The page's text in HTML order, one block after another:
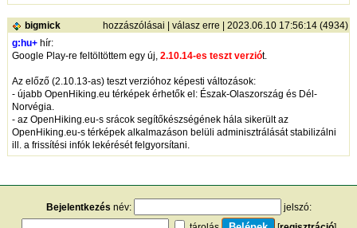
bigmick hozzászólásai válasz erre | 2023.06.10 17:56:14 (4934)
g:hu+hír:
Google Play-re feltöltöttem egy új, 2.10.14-es teszt verziót.
Az előző (2.10.13-as) teszt verzióhoz képesti változások:
- újabb OpenHiking.eu térképek érhetők el: Észak-Olaszország és Dél-
Norvégia.
- az OpenHiking.eu-s srácok segítőkészségének hála sikerült az
OpenHiking.eu-s térképek alkalmazáson belüli adminisztrálását stabilizálni
ill. a frissítési infók lekérését felgyorsítani.
Bejelentkezés név:
jelszó: